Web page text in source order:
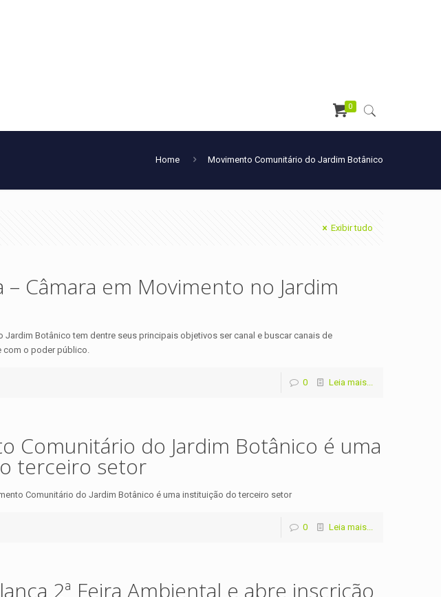
0
Home Movimento Comunitário do Jardim Botânico
Exibir tudo
– Câmara em Movimento no Jardim
Jardim Botânico tem dentre seus principais objetivos ser canal e buscar canais de
com o poder público.
0 Leia mais...
Comunitário do Jardim Botânico é uma
terceiro setor
Comunitário do Jardim Botânico é uma instituição do terceiro setor
0 Leia mais...
2ª Feira Ambiental e abre inscrição